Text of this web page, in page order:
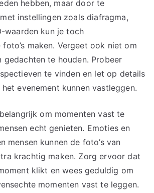
hebben, maar door te
instellingen zoals diafragma,
waarden kun je toch
maken. Vergeet ook niet om
gedachten te houden. Probeer
te vinden en let op details
evenement kunnen vastleggen.
om momenten vast te
echt genieten. Emoties en
mensen kunnen de foto’s van
krachtig maken. Zorg ervoor dat
klikt en wees geduldig om
momenten vast te leggen.